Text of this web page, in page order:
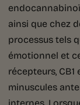
ainsi que chez
processus tels
émotionnel et
récepteurs,
minuscules